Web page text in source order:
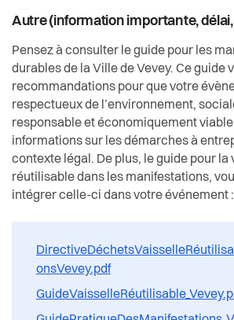
Autre (information importante,
Pensez à consulter le guide pour les
durables de la Ville de Vevey. Ce guide
recommandations pour que votre
respectueux de l’environnement,
responsable et économiquement
informations sur les démarches à
contexte légal. De plus, le guide pour la
réutilisable dans les manifestations,
intégrer celle-ci dans votre événement :
onsVevey.pdf